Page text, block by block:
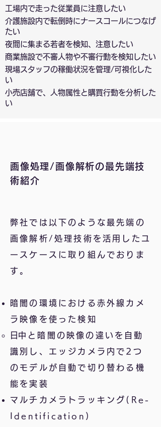
工場内で走った従業員に注意したい
介護施設内で転倒時にナースコールにつなげ
たい
夜間に集まる若者を検知、注意したい
​商業施設で不審人物や不審行動を検知したい
現場スタッフの稼働状況を管理/可視化した
い
小売店舗で、人物属性と購買行動を分析した
い
画像処理/画像解析の最先端技
術紹介
弊社では以下のような最先端の
画像解析/処理技術を活用したユ
ースケースに取り組んでおりま
す。
暗闇の環境における赤外線カメ
ラ映像を使った検知
​​日中と暗闇の映像の違いを自動
識別し、エッジカメラ内で2つ
のモデルが自動で切り替わる機
能を実装
マルチカメラトラッキング (Re-
Identification)